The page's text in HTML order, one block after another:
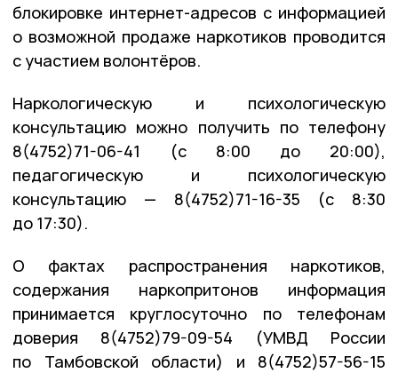
блокировке интернет-адресов с информацией
о возможной продаже наркотиков проводится
с участием волонтёров.
Наркологическую и психологическую
консультацию можно получить по телефону
8(4752)71-06-41 (с 8:00 до 20:00),
педагогическую и психологическую
консультацию — 8(4752)71-16-35 (с 8:30
до 17:30).
О фактах распространения наркотиков,
содержания наркопритонов информация
принимается круглосуточно по телефонам
доверия 8(4752)79-09-54 (УМВД России
по Тамбовской области) и 8(4752)57-56-15